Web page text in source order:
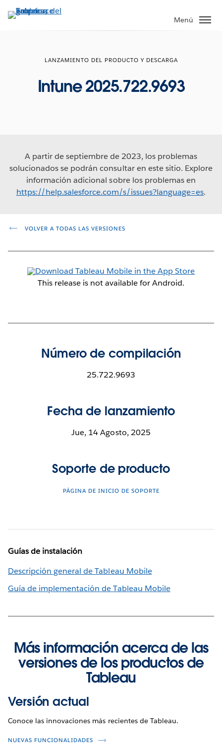
Menú
LANZAMIENTO DEL PRODUCTO Y DESCARGA
Intune 2025.722.9693
A partir de septiembre de 2023, los problemas
solucionados se podrán consultar en este sitio. Explore
información adicional sobre los problemas en
https://help.salesforce.com/s/issues?language=es.
VOLVER A TODAS LAS VERSIONES
This release is not available for Android.
Número de compilación
25.722.9693
Fecha de lanzamiento
Jue, 14 Agosto, 2025
Soporte de producto
PÁGINA DE INICIO DE SOPORTE
Guías de instalación
Descripción general de Tableau Mobile
Guía de implementación de Tableau Mobile
Más información acerca de las
versiones de los productos de
Tableau
Versión actual
Conoce las innovaciones más recientes de Tableau.
NUEVAS FUNCIONALIDADES